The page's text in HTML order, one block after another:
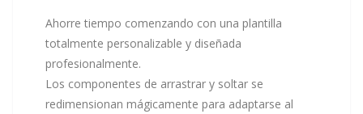
Ahorre tiempo comenzando con una plantilla
totalmente personalizable y diseñada
profesionalmente.
Los componentes de arrastrar y soltar se
redimensionan mágicamente para adaptarse al